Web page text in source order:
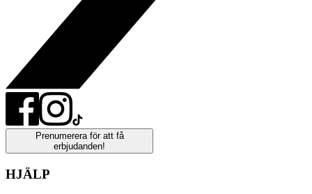
Prenumerera för att få
erbjudanden!
HJÄLP